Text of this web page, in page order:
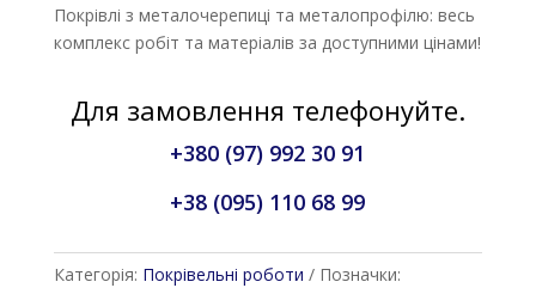
Покрівлі з металочерепиці та металопрофілю: весь
комплекс робіт та матеріалів за доступними цінами!
Для замовлення телефонуйте.
+380 (97) 992 30 91
+38 (095) 110 68 99
Категорія: Покрівельні роботи
Позначки: